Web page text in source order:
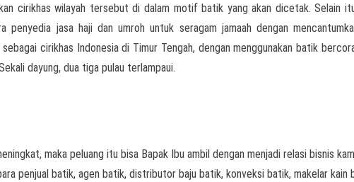
cirikhas wilayah tersebut di dalam motif batik yang akan dicetak. Selain
jasa haji dan umroh untuk seragam jamaah dengan
cirikhas Indonesia di Timur Tengah, dengan menggunakan batik
dayung, dua tiga pulau terlampaui.
maka peluang itu bisa Bapak Ibu ambil dengan menjadi relasi bisnis
penjual batik, agen batik, distributor baju batik, konveksi batik, makelar kain